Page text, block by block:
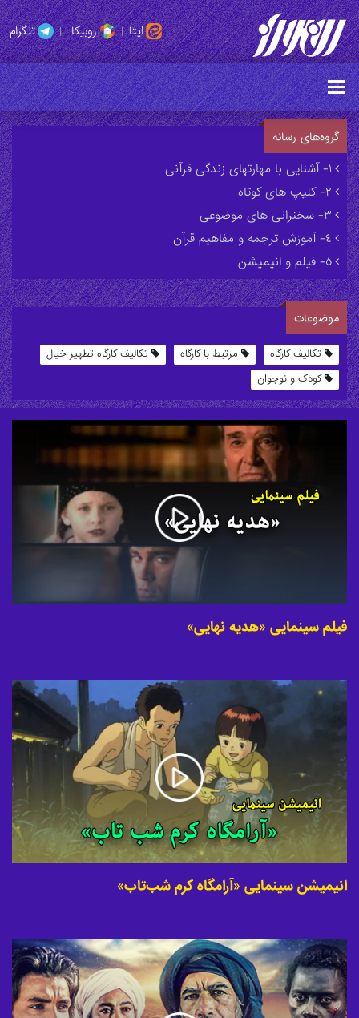
ایتا | روبیکا | تلگرام
گروه‌های رسانه
١- آشنایی با مهارتهای زندگی قرآنی
٢- کلیپ های کوتاه
٣- سخنرانی های موضوعی
٤- آموزش ترجمه و مفاهیم قرآن
٥- فیلم و انیمیشن
موضوعات
تکالیف کارگاه مرتبط با کارگاه
تکالیف کارگاه تطهیر خیال
کودک و نوجوان
فیلم سینمایی «هدیه نهایی»
انیمیشن سینمایی «آرامگاه کرم شب‌تاب»